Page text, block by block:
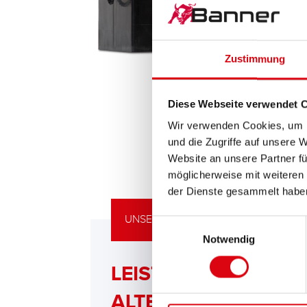
Zustimmung
Diese Webseite verwendet
Wir verwenden Cookies,
und die Zugriffe auf unsere
Website an unsere Partner
möglicherweise mit
der Dienste gesammelt
Notwendig
LEISTUNGSSTARKE
UNSERE UPGRADING EMPFEHLUNG